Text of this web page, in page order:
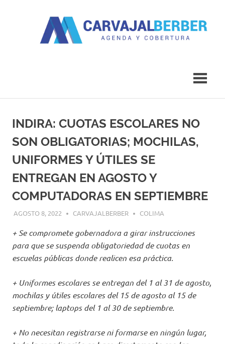
INDIRA: CUOTAS ESCOLARES NO
SON OBLIGATORIAS; MOCHILAS,
UNIFORMES Y ÚTILES SE
ENTREGAN EN AGOSTO Y
COMPUTADORAS EN SEPTIEMBRE
AGOSTO 8, 2022 CARVAJALBERBER COLIMA
+ Se compromete gobernadora a girar instrucciones
para que se suspenda obligatoriedad de cuotas en
escuelas públicas donde realicen esa práctica.
+ Uniformes escolares se entregan del 1 al 31 de agosto,
mochilas y útiles escolares del 15 de agosto al 15 de
septiembre; laptops del 1 al 30 de septiembre.
+ No necesitan registrarse ni formarse en ningún lugar,